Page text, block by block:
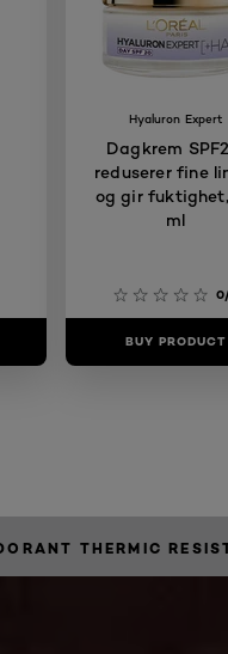
Hyaluron Expert
Dagkrem
reduserer fine
og gir
ml
BUY PRODUCT
CARD
CARD
THERMIC